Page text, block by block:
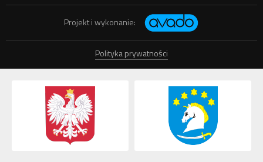
Projekt i wykonanie:
Polityka prywatności